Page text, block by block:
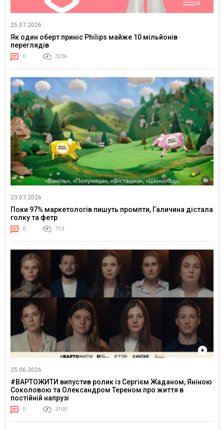
25.07.2026
Як один оберт приніс Philips майже 10 мільйонів
переглядів
0 3236
23.07.2026
Поки 97% маркетологів пишуть промпти, Галичина дістала
голку та фетр
0 713
25.06.2026
#ВАРТОЖИТИ випустив ролик із Сергієм Жаданом, Яніною
Соколовою та Олександром Тереном про життя в
постійній напрузі
0 3100